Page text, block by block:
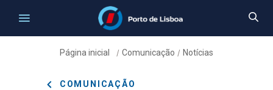
Página inicial / Comunicação / Notícias
COMUNICAÇÃO